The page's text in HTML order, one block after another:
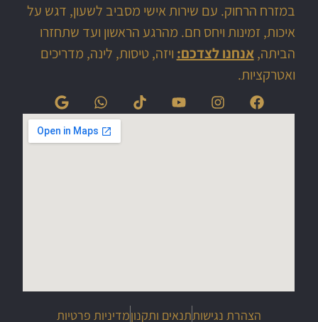
במזרח הרחוק. עם שירות אישי מסביב לשעון, דגש על
איכות, זמינות ויחס חם. מהרגע הראשון ועד שתחזרו
הביתה,אנחנו לצדכם: ויזה, טיסות, לינה, מדריכים
ואטרקציות.
הצהרת נגישותתנאים ותקנוןמדיניות פרטיות